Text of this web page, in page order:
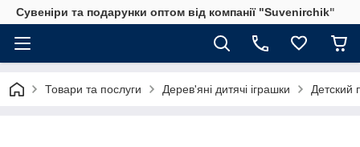
Сувеніри та подарунки оптом від компанії "Suvenirchik"
Товари та послуги Дерев'яні дитячі іграшки Детский